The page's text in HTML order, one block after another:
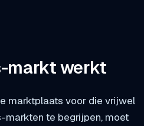
markt werkt
marktplaats voor die vrijwel
markten te begrijpen, moet